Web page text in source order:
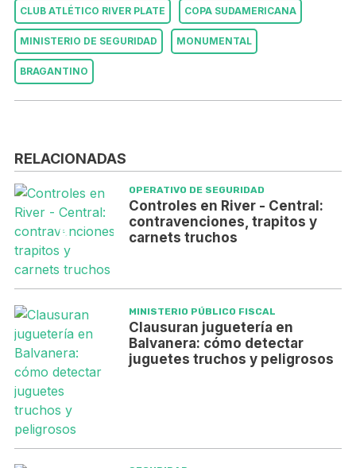
CLUB ATLÉTICO RIVER PLATE COPA SUDAMERICANA
MINISTERIO DE SEGURIDAD MONUMENTAL
BRAGANTINO
RELACIONADAS
OPERATIVO DE SEGURIDAD
Controles en River - Central:
contravenciones, trapitos y
carnets truchos
MINISTERIO PÚBLICO FISCAL
Clausuran juguetería en
Balvanera: cómo detectar
juguetes truchos y peligrosos